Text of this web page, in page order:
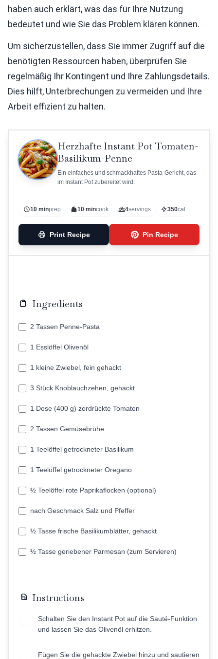
haben auch erklärt, was das für Ihre Nutzung
bedeutet und wie Sie das Problem klären können.
Um sicherzustellen, dass Sie immer Zugriff auf die
benötigten Ressourcen haben, überprüfen Sie
regelmäßig Ihr Kontingent und Ihre Zahlungsdetails.
Dies hilft, Unterbrechungen zu vermeiden und Ihre
Arbeit effizient zu halten.
Herzhafte Instant Pot Tomaten-
Basilikum-Penne
Ein einfaches und schmackhaftes Pasta-Gericht, das
im Instant Pot zubereitet wird.
10 minprep 10 mincook 4servings 350cal
Print Recipe Pin Recipe
Ingredients
2 Tassen Penne-Pasta
1 Esslöffel Olivenöl
1 kleine Zwiebel, fein gehackt
3 Stück Knoblauchzehen, gehackt
1 Dose (400 g) zerdrückte Tomaten
2 Tassen Gemüsebrühe
1 Teelöffel getrockneter Basilikum
1 Teelöffel getrockneter Oregano
½ Teelöffel rote Paprikaflocken (optional)
nach Geschmack Salz und Pfeffer
½ Tasse frische Basilikumblätter, gehackt
½ Tasse geriebener Parmesan (zum Servieren)
Instructions
Schalten Sie den Instant Pot auf die Sauté-Funktion
und lassen Sie das Olivenöl erhitzen.
Fügen Sie die gehackte Zwiebel hinzu und sautieren